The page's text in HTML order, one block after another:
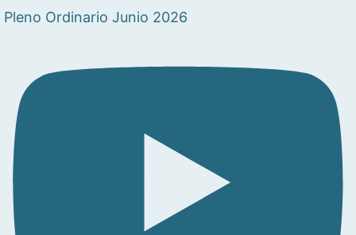
Pleno Ordinario Junio 2026